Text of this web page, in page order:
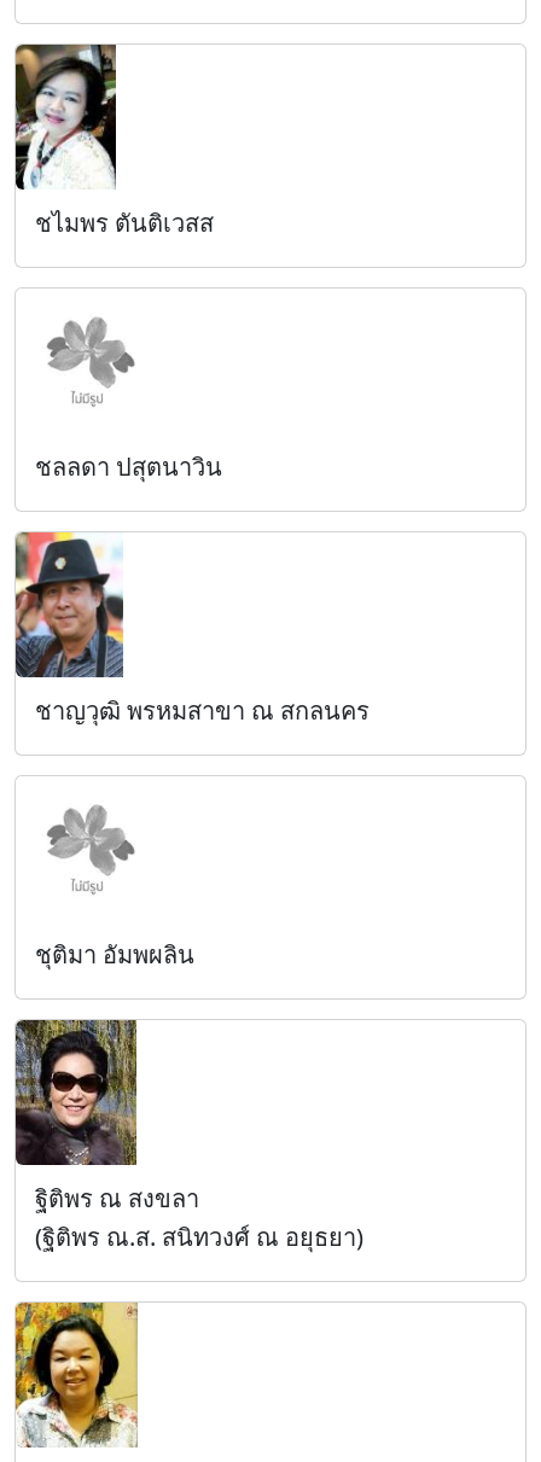
ชไมพร ตันติเวสส
ชลลดา ปสุตนาวิน
ชาญวุฒิ พรหมสาขา ณ สกลนคร
ชุติมา อัมพผลิน
ฐิติพร ณ สงขลา
(ฐิติพร ณ.ส. สนิทวงศ์ ณ อยุธยา)